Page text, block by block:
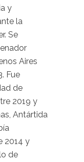
y
la
Se
Aires
Fue
de
2019 y
Antártida
2014 y
de